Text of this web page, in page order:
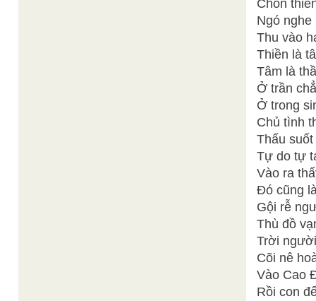
Chốn
Ngó
Thu vào
Thiền là
Tâm là
Ở trần
Ở trong
Chủ tình
Thấu
Tự do tự
Vào ra
Đó cũng
Gội rễ
Thù đồ
Trời
Cõi nê
Vào Cao
Rồi con